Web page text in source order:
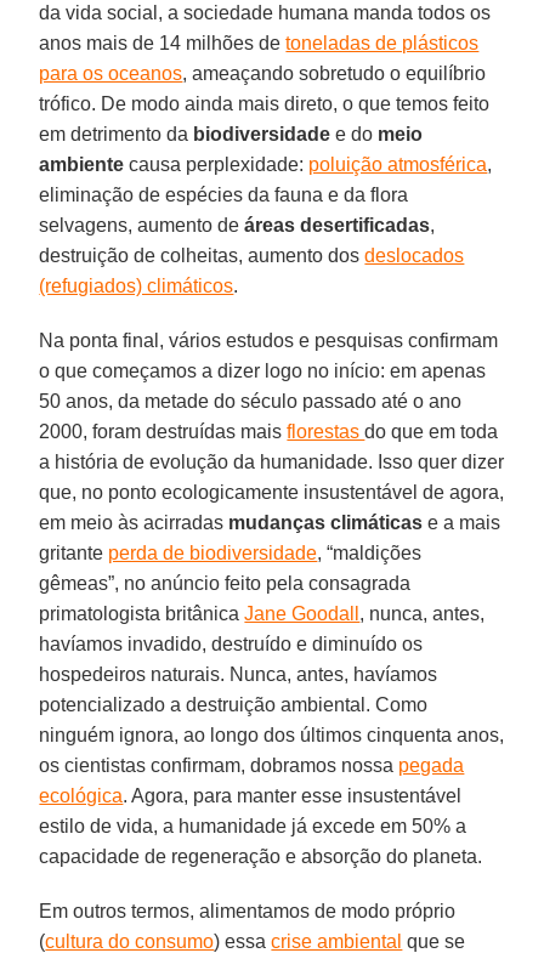
da vida social, a sociedade humana manda todos os
anos mais de 14 milhões de toneladas de plásticos
para os oceanos, ameaçando sobretudo o equilíbrio
trófico. De modo ainda mais direto, o que temos feito
em detrimento da biodiversidade e do meio
ambiente causa perplexidade: poluição atmosférica,
eliminação de espécies da fauna e da flora
selvagens, aumento deáreas desertificadas,
destruição de colheitas, aumento dosdeslocados
(refugiados) climáticos.
Na ponta final, vários estudos e pesquisas confirmam
o que começamos a dizer logo no início: em apenas
50 anos, da metade do século passado até o ano
2000, foram destruídas maisflorestasdo que em toda
a história de evolução da humanidade. Isso quer dizer
que, no ponto ecologicamente insustentável de agora,
em meio às acirradas mudanças climáticas e a mais
gritante perda de biodiversidade, “maldições
gêmeas”, no anúncio feito pela consagrada
primatologista britânicaJane Goodall , nunca, antes,
havíamos invadido, destruído e diminuído os
hospedeiros naturais. Nunca, antes, havíamos
potencializado a destruição ambiental. Como
ninguém ignora, ao longo dos últimos cinquenta anos,
os cientistas confirmam, dobramos nossa pegada
ecológica. Agora, para manter esse insustentável
estilo de vida, a humanidade já excede em 50% a
capacidade de regeneração e absorção do planeta.
Em outros termos, alimentamos de modo próprio
(cultura do consumo) essacrise ambiental que se